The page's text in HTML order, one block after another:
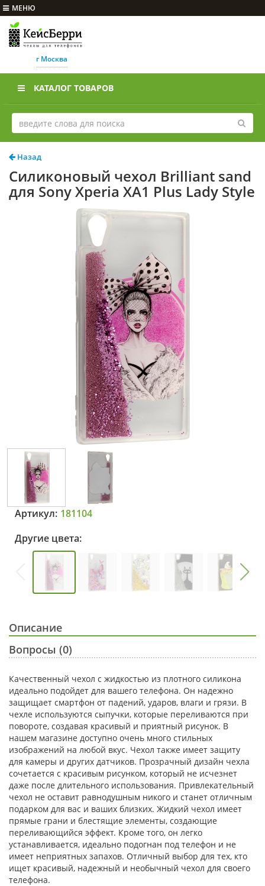
МЕНЮ
г Москва
КАТАЛОГ ТОВАРОВ
Назад
Силиконовый чехол Brilliant sand
для Sony Xperia XA1 Plus Lady Style
Артикул: 181104
Другие цвета:
Описание
Вопросы (0)
Качественный чехол с жидкостью из плотного силикона
идеально подойдет для вашего телефона. Он надежно
защищает смартфон от падений, ударов, влаги и грязи. В
чехле используются сыпучки, которые переливаются при
повороте, создавая красивый и приятный рисунок. В
нашем магазине доступно очень много стильных
изображений на любой вкус. Чехол также имеет защиту
для камеры и других датчиков. Прозрачный дизайн чехла
сочетается с красивым рисунком, который не исчезнет
даже после длительного использования. Привлекательный
чехол не оставит равнодушным никого и станет отличным
подарком для вас и ваших близких. Жидкий чехол имеет
прямые грани и блестящие элементы, создающие
переливающийся эффект. Кроме того, он легко
устанавливается, идеально подогнан под телефон и не
имеет неприятных запахов. Отличный выбор для тех, кто
ищет красивый, надежный и необычный чехол для своего
телефона.